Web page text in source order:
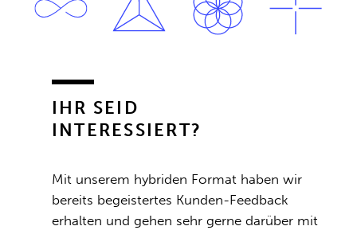
IHR SEID
INTERESSIERT?
Mit unserem hybriden Format haben wir
bereits begeistertes Kunden-Feedback
erhalten und gehen sehr gerne darüber mit